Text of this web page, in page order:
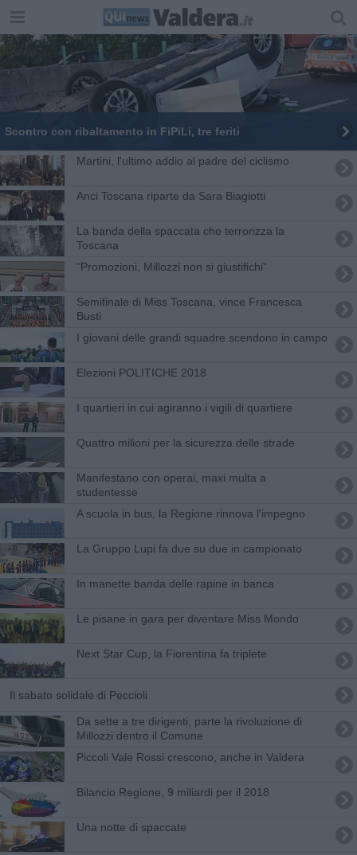
Scontro con ribaltamento in FiPiLi, tre feriti
Martini, l'ultimo addio al padre del ciclismo
Anci Toscana riparte da Sara Biagiotti
La banda della spaccata che terrorizza la
Toscana
"​Promozioni, Millozzi non si giustifichi"
Semifinale di Miss Toscana, vince Francesca
Busti
I giovani delle grandi squadre scendono in campo
Elezioni POLITICHE 2018
I quartieri in cui agiranno i vigili di quartiere
Quattro milioni per la sicurezza delle strade
Manifestano con operai, maxi multa a
studentesse
A scuola in bus, la Regione rinnova l'impegno
La Gruppo Lupi fa due su due in campionato
In manette banda delle rapine in banca
Le pisane in gara per diventare Miss Mondo
Next Star Cup, la Fiorentina fa triplete
Il sabato solidale di Peccioli
Da sette a tre dirigenti, parte la rivoluzione di
Millozzi dentro il Comune
Piccoli Vale Rossi crescono, anche in Valdera
Bilancio Regione, 9 miliardi per il 2018
Una notte di spaccate